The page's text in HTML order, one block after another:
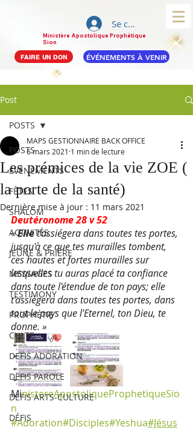
Ministère Apostolique Prophétique
Sion
Se connecter
FAIRE UN DON ÉVÉNEMENTS À VENIR
Post
POSTS
ÉVÉNEMENTS
FÊTES
SHALOM
ACTIVITÉS
JEÛNE & PRIÈRE
MESSAGES
TESTIMONY
PROPHÉTIE
CULTE
DEFIS ADORATION
DEFIS PAROLE
DEFIS ARTS-CULTURE
DÉFIS
POSTS
Les prémices de la vie ZOE (
la porte de la santé)
MAPS GESTIONNAIRE BACK OFFICE
6 mars 2021 1 min de lecture
Dernière mise à jour : 11 mars 2021
Deutéronome 28 v 52
« Elle t'assiégera dans toutes tes portes,
jusqu'à ce que tes murailles tombent,
ces hautes et fortes murailles sur
lesquelles tu auras placé ta confiance
dans toute l'étendue de ton pays; elle
t'assiégera dans toutes tes portes, dans
tout le pays que l'Eternel, ton Dieu, te
donne. »
MinistereApostoliqueProphetiqueSio
n
#Adoration#Disciples#Yeshua#Jésus